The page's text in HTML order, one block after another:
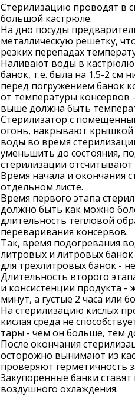
Стерилизацию проводят в
большой кастрюле.
На дно посуды
металлическую решетку,
резких перепадах
Наливают воды в кастрюлю
банок, т.е. была на 1.5-2 см
перед погружением банок
от температуры
выше должна быть
Стерилизатор с
огонь, накрывают крышкой
воды во время
уменьшить до состояния,
стерилизации
Время начала и окончания
отдельном листе.
Время первого этапа
должно быть как можно
длительность тепловой
переваривания консервов.
Так, время подогревания
литровых и литровых
для трехлитровых банок -
Длительность второго
и консистенции продукта -
минут, а густые 2 часа или
На стерилизацию кислых
кислая среда не
тары - чем он больше, тем
После окончания
осторожно вынимают из
проверяют герметичность
Закупоренные банки
воздушного охлаждения.